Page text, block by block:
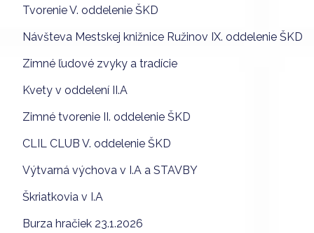
Tvorenie V. oddelenie ŠKD
Návšteva Mestskej knižnice Ružinov IX. oddelenie ŠKD
Zimné ľudové zvyky a tradície
Kvety v oddelení II.A
Zimné tvorenie II. oddelenie ŠKD
CLIL CLUB V. oddelenie ŠKD
Výtvarná výchova v I.A a STAVBY
Škriatkovia v I.A
Burza hračiek 23.1.2026